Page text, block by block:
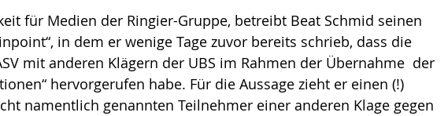
für Medien der Ringier-Gruppe, betreibt Beat Schmid seinen
in dem er wenige Tage zuvor bereits schrieb, dass die
mit anderen Klägern der UBS im Rahmen der Übernahme  der
hervorgerufen habe. Für die Aussage zieht er einen (!)
namentlich genannten Teilnehmer einer anderen Klage gegen